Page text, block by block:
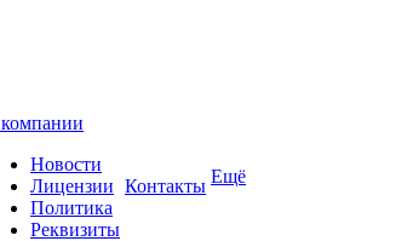
Новости
Лицензии
Политика
Реквизиты
Контакты Ещё